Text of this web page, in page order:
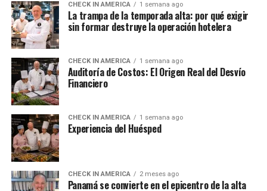
CHECK IN AMERICA 1 semana ago
La trampa de la temporada alta: por qué exigir
sin formar destruye la operación hotelera
CHECK IN AMERICA 1 semana ago
Auditoría de Costos: El Origen Real del Desvío
Financiero
CHECK IN AMERICA 1 semana ago
Experiencia del Huésped
CHECK IN AMERICA 2 meses ago
Panamá se convierte en el epicentro de la alta